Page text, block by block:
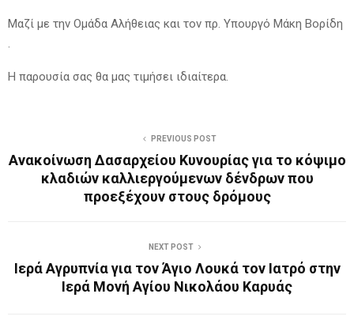
Μαζί με την Ομάδα Αλήθειας και τον πρ. Υπουργό Μάκη Βορίδη
Η παρουσία σας θα μας τιμήσει ιδιαίτερα.
PREVIOUS POST
Ανακοίνωση Δασαρχείου Κυνουρίας για το κόψιμο
κλαδιών καλλιεργούμενων δένδρων που
προεξέχουν στους δρόμους
NEXT POST
Ιερά Αγρυπνία για τον Άγιο Λουκά τον Ιατρό στην
Ιερά Μονή Αγίου Νικολάου Καρυάς